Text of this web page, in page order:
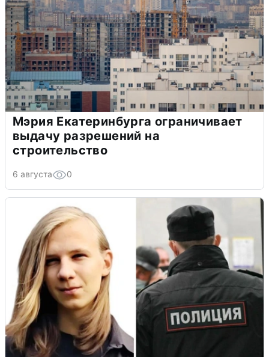
Мэрия Екатеринбурга ограничивает
выдачу разрешений на
строительство
6 августа 0